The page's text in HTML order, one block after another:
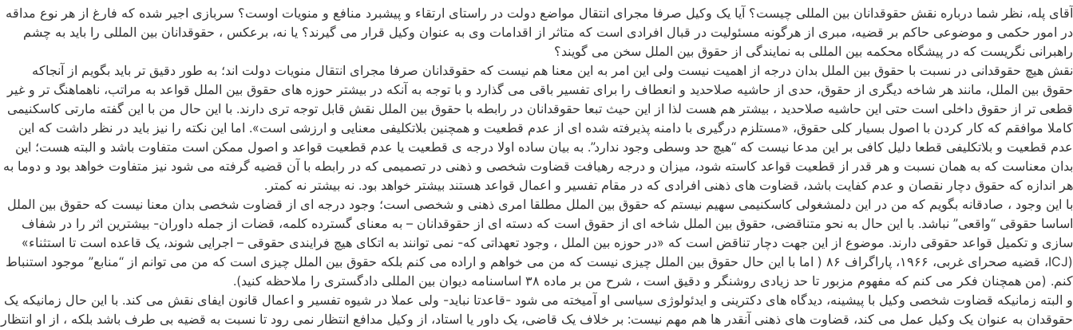
آقای پله، نظر شما درباره نقش حقوقدانان بین المللی چیست؟ آیا یک وکیل صرفا مجرای انتقال مواضع دولت در راستای ارتقاء و پیشبرد منافع و منویات اوست؟ سربازی اجیر شده که فارغ از هر نوع مداقه
در امور حکمی و موضوعی حاکم بر قضیه، مبری از هرگونه مسئولیت در قبال افرادی است که متاثر از اقدامات وی به عنوان وکیل قرار می گیرند؟ یا نه، برعکس ، حقوقدانان بین المللی را باید به چشم
راهبرانی نگریست که در پیشگاه محکمه بین المللی به نمایندگی از حقوق بین الملل سخن می گویند؟
نقش هیچ حقوقدانی در نسبت با حقوق بین الملل بدان درجه از اهمیت نیست ولی این امر به این معنا هم نیست که حقوقدانان صرفا مجرای انتقال منویات دولت اند؛ به طور دقیق تر باید بگویم از آنجاکه
حقوق بین الملل، مانند هر شاخه دیگری از حقوق، حدی از حاشیه صلاحدید و انعطاف را برای تفسیر باقی می گذارد و با توجه به آنکه در بیشتر حوزه های حقوق بین الملل قواعد به مراتب، ناهماهنگ تر و غیر
قطعی تر از حقوق داخلی است حتی این حاشیه صلاحدید ، بیشتر هم هست لذا از این حیث تبعا حقوقدانان در رابطه با حقوق بین الملل نقش قابل توجه تری دارند. با این حال من با این گفته مارتی کاسکنیمی
کاملا موافقم که کار کردن با اصول بسیار کلی حقوق، «مستلزم درگیری با دامنه پذیرفته شده ای از عدم قطعیت و همچنین بلاتکلیفی معنایی و ارزشی است». اما این نکته را نیز باید در نظر داشت که این
عدم قطعیت و بلاتکلیفی قطعا دلیل کافی بر این مدعا نیست که “هیچ حد وسطی وجود ندارد”. به بیان ساده اولا درجه ی قطعیت یا عدم قطعیت قواعد و اصول ممکن است متفاوت باشد و البته هست؛ این
بدان معناست که به همان نسبت و هر قدر از قطعیت قواعد کاسته شود، میزان و درجه رهیافت قضاوت شخصی و ذهنی در تصمیمی که در رابطه با آن قضیه گرفته می شود نیز متفاوت خواهد بود و دوما به
هر اندازه که حقوق دچار نقصان و عدم کفایت باشد، قضاوت های ذهنی افرادی که در مقام تفسیر و اعمال قواعد هستند بیشتر خواهد بود. نه بیشتر نه کمتر.
با این وجود ، صادقانه بگویم که من در این دلمشغولی کاسکنیمی سهیم نیستم که حقوق بین الملل مطلقا امری ذهنی و شخصی است؛ وجود درجه ای از قضاوت شخصی بدان معنا نیست که حقوق بین الملل
اساسا حقوقی “واقعی” نباشد. با این حال به نحو متناقضی، حقوق بین الملل شاخه ای از حقوق است که دسته ای از حقوقدانان – به معنای گسترده کلمه، قضات از جمله داوران- بیشترین اثر را در شفاف
سازی و تکمیل قواعد حقوقی دارند. موضوع از این جهت دچار تناقض است که «در حوزه بین الملل ، وجود تعهداتی که- نمی توانند به اتکای هیچ فرایندی حقوقی – اجرایی شوند، یک قاعده است تا استثناء»
(ICJ، قضیه صحرای غربی، ۱۹۶۶، پاراگراف ۸۶ ( اما با این حال حقوق بین الملل چیزی نیست که من می خواهم و اراده می کنم بلکه حقوق بین الملل چیزی است که من می توانم از “منابع” موجود استنباط
کنم. (من همچنان فکر می کنم که مفهوم مزبور تا حد زیادی روشنگر و دقیق است ، شرح من بر ماده ۳۸ اساسنامه دیوان بین المللی دادگستری را ملاحظه کنید).
و البته زمانیکه قضاوت شخصی وکیل با پیشینه، دیدگاه های دکترینی و ایدئولوژی سیاسی او آمیخته می شود -قاعدتا نباید- ولی عملا در شیوه تفسیر و اعمال قانون ایفای نقش می کند. با این حال زمانیکه یک
حقوقدان به عنوان یک وکیل عمل می کند، قضاوت های ذهنی آنقدر ها هم مهم نیست: بر خلاف یک قاضی، یک داور یا استاد، از وکیل مدافع انتظار نمی رود تا نسبت به قضیه بی طرف باشد بلکه ، از او انتظار